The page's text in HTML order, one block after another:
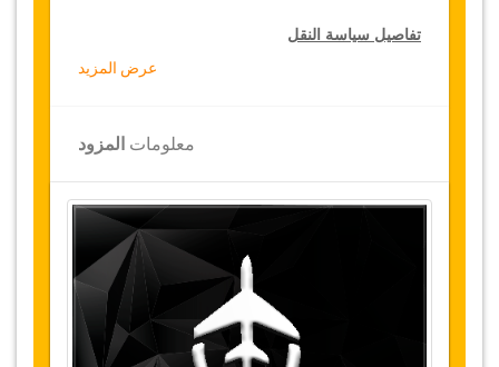
تفاصيل سياسة النقل
على النقل في جميع أنحاء تونس ولمدة 12 شهرا،
للحصول على الخصم الخاص بك على النقل، انقر على
زر "الذهاب إلى تفاصيل الخصم" الموجود أعلاه.
التغييرات على الحجوزات قد تكون ممكنة إذا تم
الإشعار في الوقت المناسب. يرجى الاتصال بنا
للحصول على مزيد من المعلومات.
عرض المزيد
معلومات المزود